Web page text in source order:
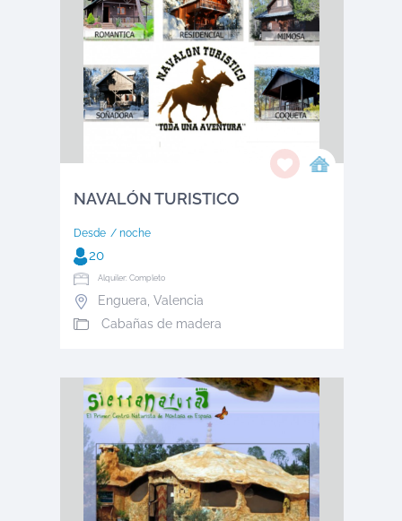
NAVALÓN TURISTICO
Desde / noche
20
Alquiler: Completo
Enguera, Valencia
Cabañas de madera